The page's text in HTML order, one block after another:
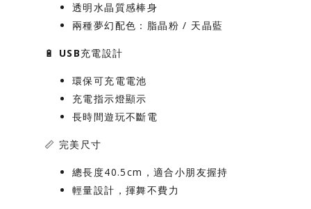
透明水晶質感棒身
兩種夢幻配色：脂晶粉 / 天晶藍
🔋 USB充電設計
環保可充電電池
充電指示燈顯示
長時間遊玩不斷電
📏 完美尺寸
總長度40.5cm，適合小朋友握持
輕量設計，揮舞不費力